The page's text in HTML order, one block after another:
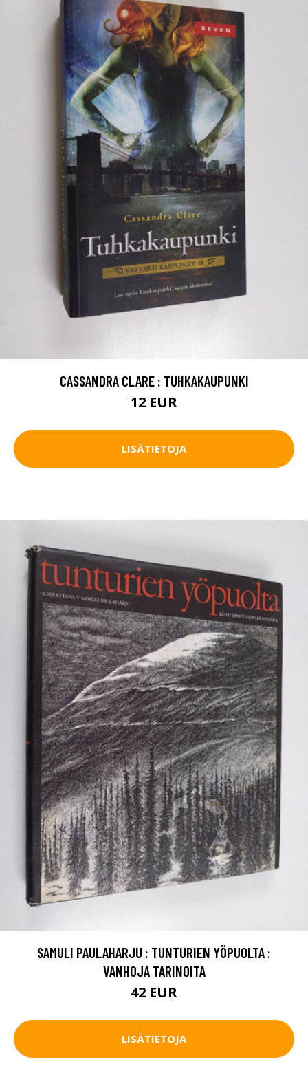
CASSANDRA CLARE : TUHKAKAUPUNKI
12 EUR
LISÄTIETOJA
SAMULI PAULAHARJU : TUNTURIEN YÖPUOLTA :
VANHOJA TARINOITA
42 EUR
LISÄTIETOJA